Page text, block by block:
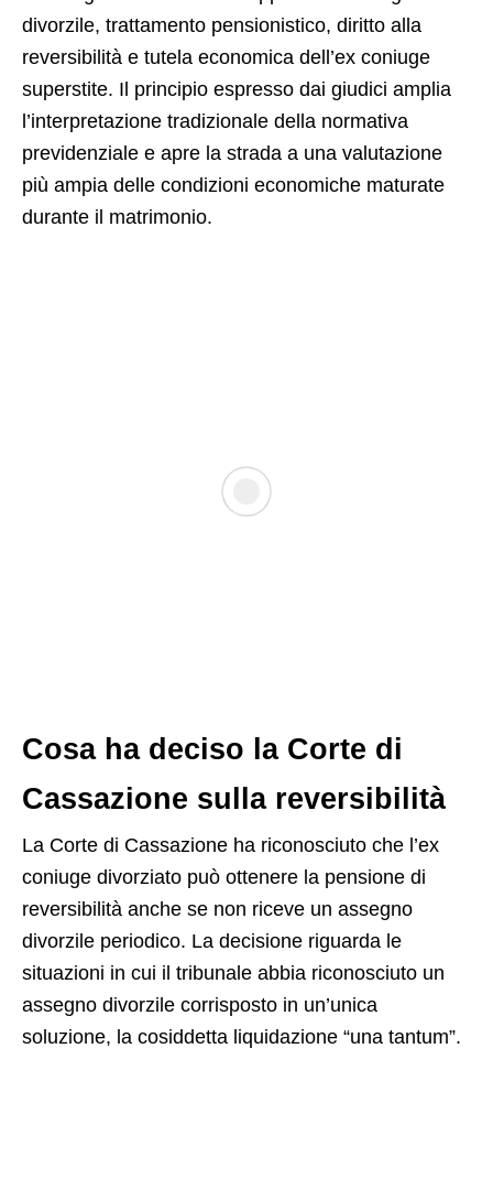
divorzile, trattamento pensionistico, diritto alla
reversibilità e tutela economica dell’ex coniuge
superstite. Il principio espresso dai giudici amplia
l’interpretazione tradizionale della normativa
previdenziale e apre la strada a una valutazione
più ampia delle condizioni economiche maturate
durante il matrimonio.
Cosa ha deciso la Corte di
Cassazione sulla reversibilità
La Corte di Cassazione ha riconosciuto che l’ex
coniuge divorziato può ottenere la pensione di
reversibilità anche se non riceve un assegno
divorzile periodico. La decisione riguarda le
situazioni in cui il tribunale abbia riconosciuto un
assegno divorzile corrisposto in un’unica
soluzione, la cosiddetta liquidazione “una tantum”.